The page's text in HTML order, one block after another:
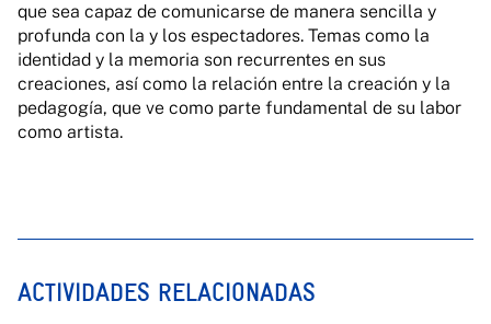
que sea capaz de comunicarse de manera sencilla y
profunda con la y los espectadores. Temas como la
identidad y la memoria son recurrentes en sus
creaciones, así como la relación entre la creación y la
pedagogía, que ve como parte fundamental de su labor
como artista.
ACTIVIDADES RELACIONADAS